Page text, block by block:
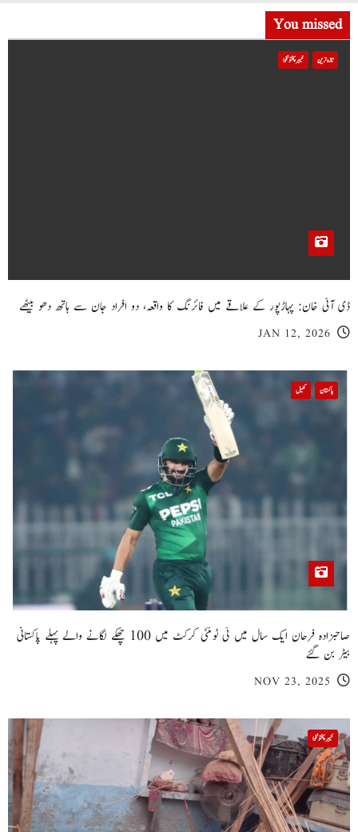
You missed
تازہ ترین خیبر پختونخوا
ڈی آئی خان: پہاڑپور کے علاقے میں فائرنگ کا واقعہ، دو افراد جان سے ہاتھ دھو بیٹھے
JAN 12, 2026
پاکستان کھیل
صاحبزادہ فرحان ایک سال میں ٹی ٹوئنٹی کرکٹ میں 100 چھکے لگانے والے پہلے پاکستانی
بیٹر بن گئے
NOV 23, 2025
خیبر پختونخوا